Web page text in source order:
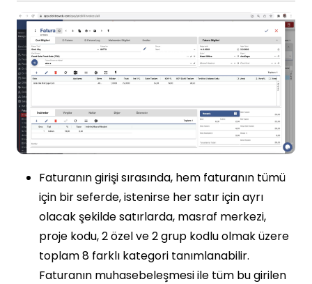
Faturanın girişi sırasında, hem faturanın tümü
için bir seferde, istenirse her satır için ayrı
olacak şekilde satırlarda, masraf merkezi,
proje kodu, 2 özel ve 2 grup kodlu olmak üzere
toplam 8 farklı kategori tanımlanabilir.
Faturanın muhasebeleşmesi ile tüm bu girilen